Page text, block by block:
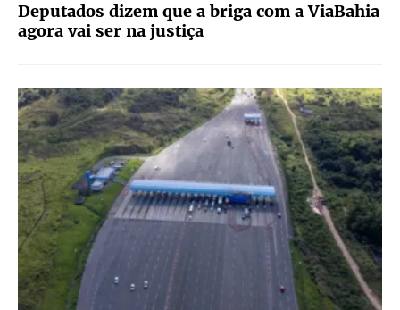
Deputados dizem que a briga com a ViaBahia
agora vai ser na justiça